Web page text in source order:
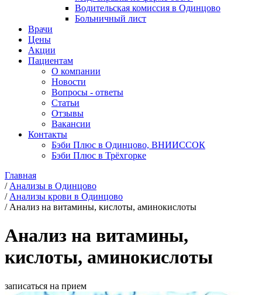
Водительская комиссия в Одинцово
Больничный лист
Врачи
Цены
Акции
Пациентам
О компании
Новости
Вопросы - ответы
Статьи
Отзывы
Вакансии
Контакты
Бэби Плюс в Одинцово, ВНИИССОК
Бэби Плюс в Трёхгорке
Главная
/ Анализы в Одинцово
/ Анализы крови в Одинцово
/ Анализ на витамины, кислоты, аминокислоты
Анализ на витамины,
кислоты, аминокислоты
записаться на прием